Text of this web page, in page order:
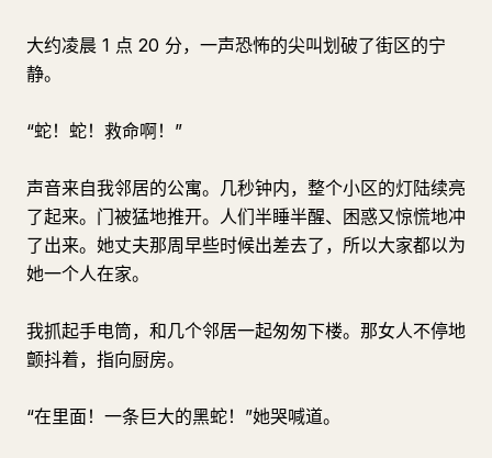
大约凌晨 1 点 20 分，一声恐怖的尖叫划破了街区的宁
静。
“蛇！蛇！救命啊！”
声音来自我邻居的公寓。几秒钟内，整个小区的灯陆续亮
了起来。门被猛地推开。人们半睡半醒、困惑又惊慌地冲
了出来。她丈夫那周早些时候出差去了，所以大家都以为
她一个人在家。
我抓起手电筒，和几个邻居一起匆匆下楼。那女人不停地
颤抖着，指向厨房。
“在里面！一条巨大的黑蛇！”她哭喊道。